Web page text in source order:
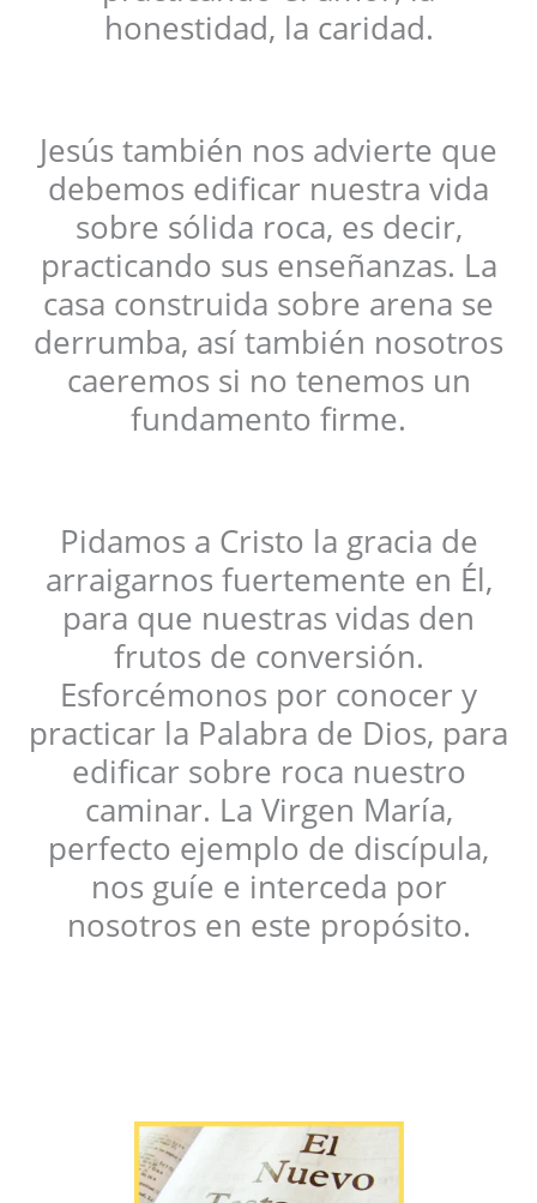
honestidad, la caridad.
Jesús también nos advierte que
debemos edificar nuestra vida
sobre sólida roca, es decir,
practicando sus enseñanzas. La
casa construida sobre arena se
derrumba, así también nosotros
caeremos si no tenemos un
fundamento firme.
Pidamos a Cristo la gracia de
arraigarnos fuertemente en Él,
para que nuestras vidas den
frutos de conversión.
Esforcémonos por conocer y
practicar la Palabra de Dios, para
edificar sobre roca nuestro
caminar. La Virgen María,
perfecto ejemplo de discípula,
nos guíe e interceda por
nosotros en este propósito.